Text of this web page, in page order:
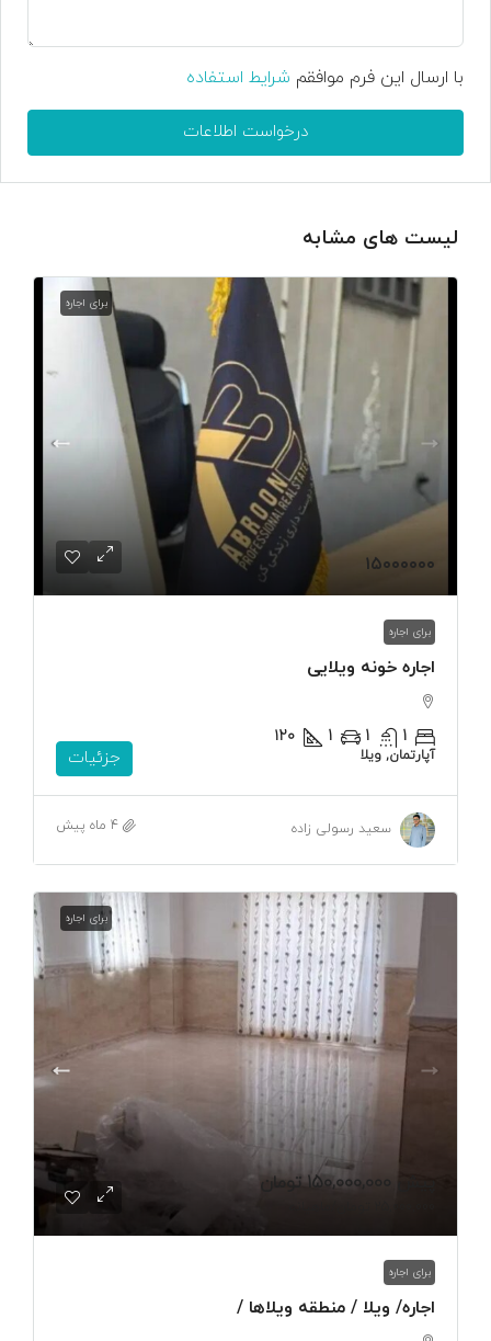
با ارسال این فرم موافقم شرایط استفاده
درخواست اطلاعات
لیست های مشابه
برای اجاره
۱۵۰۰۰۰۰۰
برای اجاره
اجاره خونه ویلایی
1
1
1 ۱۲۰
آپارتمان, ویلا جزئیات
سعید رسولی زاده 4 ماه پیش
برای اجاره
150,000,000 تومان
برای اجاره
اجاره/ ویلا / منطقه ویلاها /